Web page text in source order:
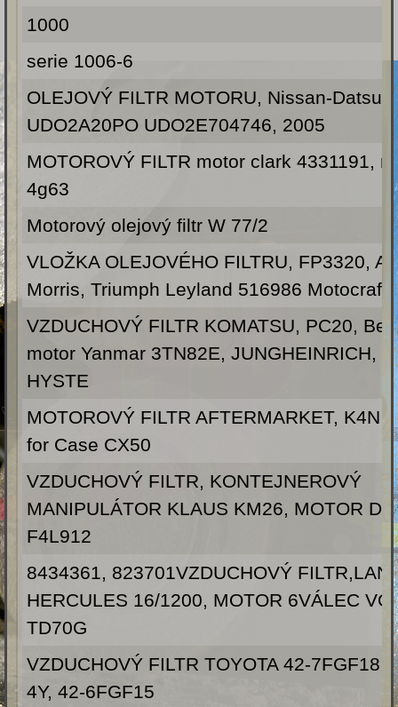
1000
serie 1006-6
OLEJOVÝ FILTR MOTORU, Nissan-Datsun
UDO2A20PO UDO2E704746, 2005
MOTOROVÝ FILTR motor clark 4331191,
4g63
Motorový olejový filtr W 77/2
VLOŽKA OLEJOVÉHO FILTRU, FP3320,
Morris, Triumph Leyland 516986 Motocraft
VZDUCHOVÝ FILTR KOMATSU, PC20,
motor Yanmar 3TN82E, JUNGHEINRICH,
HYSTE
MOTOROVÝ FILTR AFTERMARKET, K4N
for Case CX50
VZDUCHOVÝ FILTR, KONTEJNEROVÝ
MANIPULÁTOR KLAUS KM26, MOTOR
F4L912
8434361, 823701VZDUCHOVÝ
HERCULES 16/1200, MOTOR 6VÁLEC
TD70G
VZDUCHOVÝ FILTR TOYOTA 42-7FGF18,
4Y, 42-6FGF15